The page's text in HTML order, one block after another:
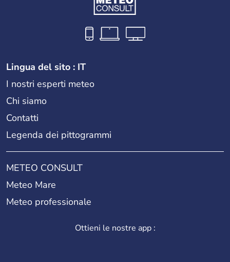
Lingua del sito : IT
I nostri esperti meteo
Chi siamo
Contatti
Legenda dei pittogrammi
METEO CONSULT
Meteo Mare
Meteo professionale
Ottieni le nostre app :